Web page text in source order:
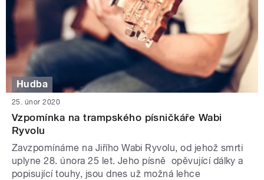
Hudba
25. únor 2020
Vzpomínka na trampského písničkáře Wabi
Ryvolu
Zavzpomínáme na Jiřího Wabi Ryvolu, od jehož smrti
uplyne 28. února 25 let. Jeho písně opěvující dálky a
popisující touhy, jsou dnes už možná lehce